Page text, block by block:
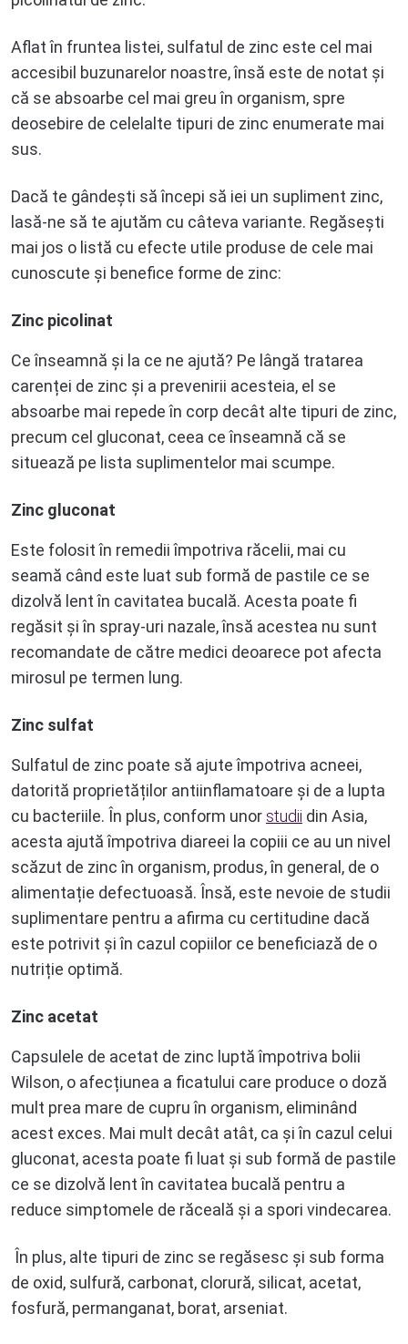
Aflat în fruntea listei, sulfatul de zinc este cel mai
accesibil buzunarelor noastre, însă este de notat și
că se absoarbe cel mai greu în organism, spre
deosebire de celelalte tipuri de zinc enumerate mai
sus.
Dacă te gândești să începi să iei un supliment zinc,
lasă-ne să te ajutăm cu câteva variante. Regăsești
mai jos o listă cu efecte utile produse de cele mai
cunoscute și benefice forme de zinc:
Zinc picolinat
Ce înseamnă și la ce ne ajută? Pe lângă tratarea
carenței de zinc și a prevenirii acesteia, el se
absoarbe mai repede în corp decât alte tipuri de zinc,
precum cel gluconat, ceea ce înseamnă că se
situează pe lista suplimentelor mai scumpe.
Zinc gluconat
Este folosit în remedii împotriva răcelii, mai cu
seamă când este luat sub formă de pastile ce se
dizolvă lent în cavitatea bucală. Acesta poate fi
regăsit și în spray-uri nazale, însă acestea nu sunt
recomandate de către medici deoarece pot afecta
mirosul pe termen lung.
Zinc sulfat
Sulfatul de zinc poate să ajute împotriva acneei,
datorită proprietăților antiinflamatoare și de a lupta
cu bacteriile. În plus, conform unor studii din Asia,
acesta ajută împotriva diareei la copiii ce au un nivel
scăzut de zinc în organism, produs, în general, de o
alimentație defectuoasă. Însă, este nevoie de studii
suplimentare pentru a afirma cu certitudine dacă
este potrivit și în cazul copiilor ce beneficiază de o
nutriție optimă.
Zinc acetat
Capsulele de acetat de zinc luptă împotriva bolii
Wilson, o afecțiunea a ficatului care produce o doză
mult prea mare de cupru în organism, eliminând
acest exces. Mai mult decât atât, ca și în cazul celui
gluconat, acesta poate fi luat și sub formă de pastile
ce se dizolvă lent în cavitatea bucală pentru a
reduce simptomele de răceală și a spori vindecarea.
În plus, alte tipuri de zinc se regăsesc și sub forma
de oxid, sulfură, carbonat, clorură, silicat, acetat,
fosfură, permanganat, borat, arseniat.